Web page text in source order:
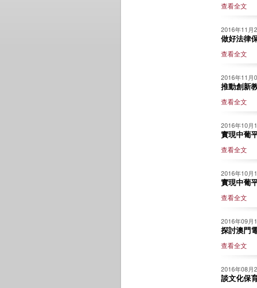
查看全文
2016年11月
做好法律
查看全文
2016年11月
推動創新
查看全文
2016年10月
實現中葡
查看全文
2016年10月
實現中葡
查看全文
2016年09月
探討澳門
查看全文
2016年08月
談文化保